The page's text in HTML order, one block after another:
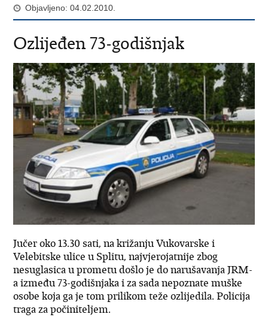
Objavljeno: 04.02.2010.
Ozlijeđen 73-godišnjak
Jučer oko 13.30 sati, na križanju Vukovarske i
Velebitske ulice u Splitu, najvjerojatnije zbog
nesuglasica u prometu došlo je do narušavanja JRM-
a između 73-godišnjaka i za sada nepoznate muške
osobe koja ga je tom prilikom teže ozlijedila. Policija
traga za počiniteljem.